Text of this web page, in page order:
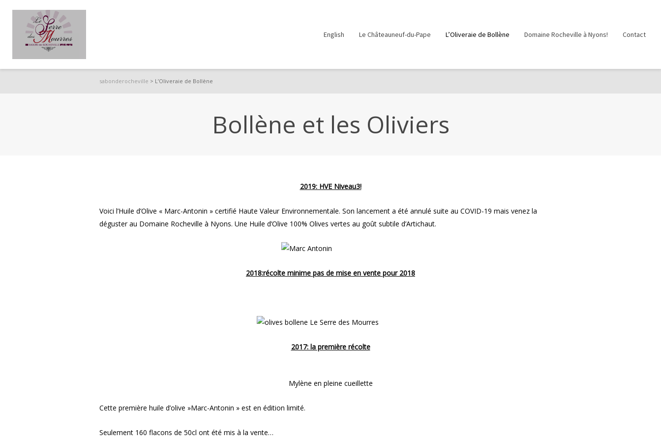
English Le Châteauneuf-du-Pape L’Oliveraie de Bollène Domaine Rocheville à Nyons! Contact
sabonderocheville > L’Oliveraie de Bollène
Bollène et les Oliviers
2019: HVE Niveau3!
Voici l’Huile d’Olive « Marc-Antonin » certifié Haute Valeur Environnementale. Son lancement a été annulé suite au COVID-19 mais venez la
déguster au Domaine Rocheville à Nyons. Une Huile d’Olive 100% Olives vertes au goût subtile d’Artichaut.
2018:récolte minime pas de mise en vente pour 2018
2017: la première récolte
Mylène en pleine cueillette
Cette première huile d’olive »Marc-Antonin » est en édition limité.
Seulement 160 flacons de 50cl ont été mis à la vente…